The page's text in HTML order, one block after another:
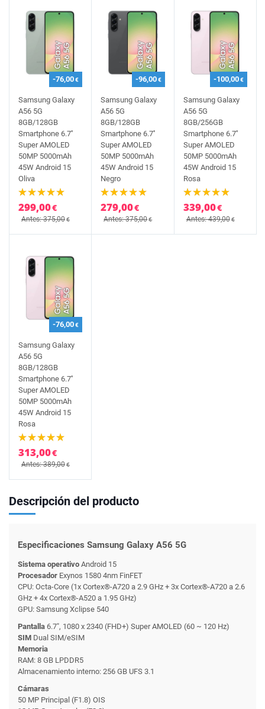
-76,00€
Samsung Galaxy
A56 5G
8GB/128GB
Smartphone 6.7''
Super AMOLED
50MP 5000mAh
45W Android 15
Oliva
299,00€
Antes: 375,00€
-96,00€
Samsung Galaxy
A56 5G
8GB/128GB
Smartphone 6.7''
Super AMOLED
50MP 5000mAh
45W Android 15
Negro
279,00€
Antes: 375,00€
-100,00€
Samsung Galaxy
A56 5G
8GB/256GB
Smartphone 6.7''
Super AMOLED
50MP 5000mAh
45W Android 15
Rosa
339,00€
Antes: 439,00€
-76,00€
Samsung Galaxy
A56 5G
8GB/128GB
Smartphone 6.7''
Super AMOLED
50MP 5000mAh
45W Android 15
Rosa
313,00€
Antes: 389,00€
Descripción del producto
Especificaciones Samsung Galaxy A56 5G
Sistema operativo Android 15
Procesador Exynos 1580 4nm FinFET
CPU: Octa-Core (1x Cortex®-A720 a 2.9 GHz + 3x Cortex®-A720 a 2.6
GHz + 4x Cortex®-A520 a 1.95 GHz)
GPU: Samsung Xclipse 540
Pantalla 6.7", 1080 x 2340 (FHD+) Super AMOLED (60 ~ 120 Hz)
SIM Dual SIM/eSIM
Memoria
RAM: 8 GB LPDDR5
Almacenamiento interno: 256 GB UFS 3.1
Cámaras
50 MP Principal (F1.8) OIS